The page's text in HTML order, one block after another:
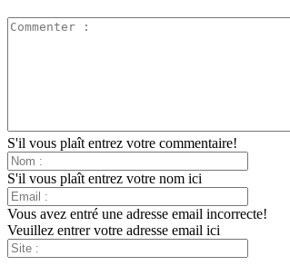
S'il vous plaît entrez votre commentaire!
S'il vous plaît entrez votre nom ici
Vous avez entré une adresse email incorrecte!
Veuillez entrer votre adresse email ici